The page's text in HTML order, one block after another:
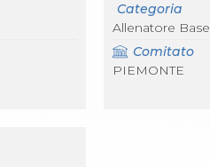
Categoria
Allenatore Base
Comitato
PIEMONTE